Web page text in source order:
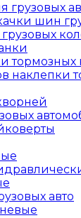
грузовых
шин
тормозных
наклепки
авто